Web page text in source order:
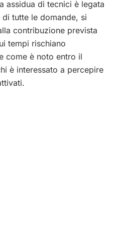
assidua di tecnici è legata
tutte le domande, si
contribuzione prevista
tempi rischiano
come è noto entro il
è interessato a percepire